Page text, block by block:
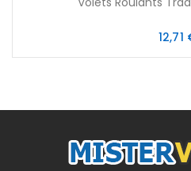
12,71